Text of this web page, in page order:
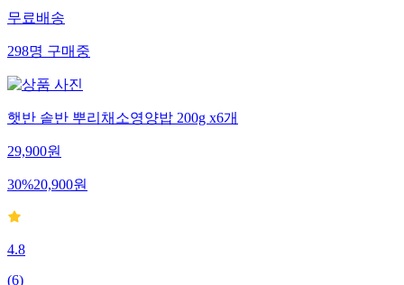
무료배송
298명 구매중
햇반 솥반 뿌리채소영양밥 200g x6개
29,900원
30%20,900원
4.8
(6)